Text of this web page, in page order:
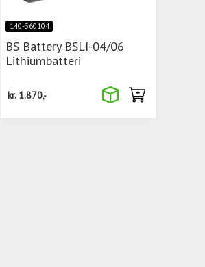
140-360104
BS Battery BSLI-04/06
Lithiumbatteri
kr. 1.870,-